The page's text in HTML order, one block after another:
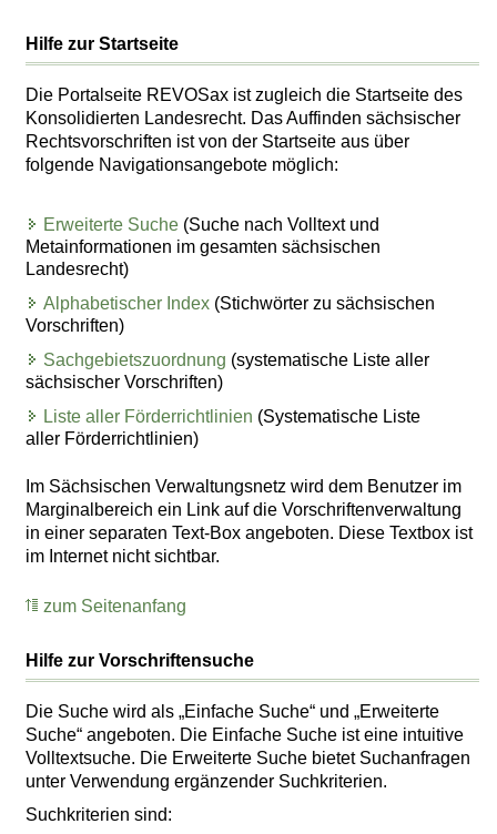
Hilfe zur Startseite
Die Portalseite REVOSax ist zugleich die Startseite des
Konsolidierten Landesrecht. Das Auffinden sächsischer
Rechtsvorschriften ist von der Startseite aus über
folgende Navigationsangebote möglich:
Erweiterte Suche (Suche nach Volltext und
Metainformationen im gesamten sächsischen
Landesrecht)
Alphabetischer Index (Stichwörter zu sächsischen
Vorschriften)
Sachgebietszuordnung (systematische Liste aller
sächsischer Vorschriften)
Liste aller Förderrichtlinien (Systematische Liste
aller Förderrichtlinien)
Im Sächsischen Verwaltungsnetz wird dem Benutzer im
Marginalbereich ein Link auf die Vorschriftenverwaltung
in einer separaten Text-Box angeboten. Diese Textbox ist
im Internet nicht sichtbar.
zum Seitenanfang
Hilfe zur Vorschriftensuche
Die Suche wird als „Einfache Suche“ und „Erweiterte
Suche“ angeboten. Die Einfache Suche ist eine intuitive
Volltextsuche. Die Erweiterte Suche bietet Suchanfragen
unter Verwendung ergänzender Suchkriterien.
Suchkriterien sind: